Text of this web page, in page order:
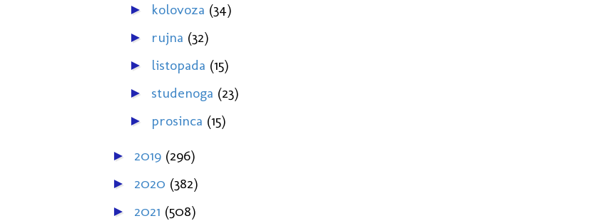
► kolovoza (34)
► rujna (32)
► listopada (15)
► studenoga (23)
► prosinca (15)
► 2019 (296)
► 2020 (382)
► 2021 (508)